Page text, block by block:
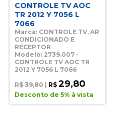
CONTROLE TV AOC
TR 2012 Y 7056 L
7066
Marca: CONTROLE TV, AR
CONDICIONADO E
RECEPTOR
Modelo: 2739.007 -
CONTROLE TV AOC TR
2012 Y 7056 L 7066
R$ 39,80
R$ 29,80
Desconto de 5% à vista